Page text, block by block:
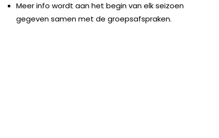
Meer info wordt aan het begin van elk seizoen
gegeven samen met de groepsafspraken.